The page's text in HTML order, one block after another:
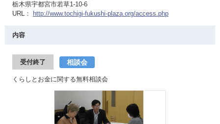
栃木県宇都宮市若草1-10-6
URL：
http://www.tochigi-fukushi-plaza.org/access.php
内容
受付終了 相談会
くらしとお金に関する無料相談会